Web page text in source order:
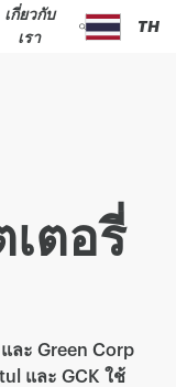
เกี่ยวกับ
เรา
TH
ตอรี่
ละ Green Corp
และ GCK ใช้